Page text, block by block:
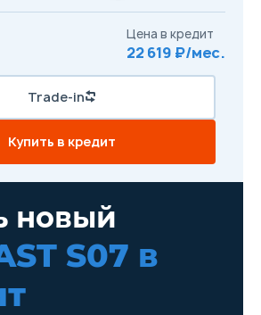
новый
S07 в
Цена в кредит
22 619 ₽/мес.
Trade-in
Купить в кредит